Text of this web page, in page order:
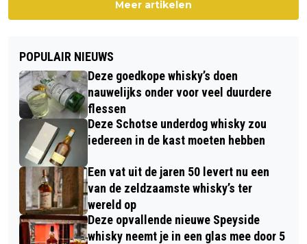
Meer artikelen
POPULAIR NIEUWS
Deze goedkope whisky’s doen
nauwelijks onder voor veel duurdere
flessen
Deze Schotse underdog whisky zou
iedereen in de kast moeten hebben
Een vat uit de jaren 50 levert nu een
van de zeldzaamste whisky’s ter
wereld op
Deze opvallende nieuwe Speyside
whisky neemt je in een glas mee door 5